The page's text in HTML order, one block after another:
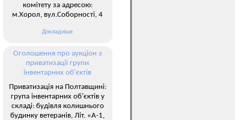
комітету за адресою:
м.Хорол, вул.Соборності, 4
Докладніше
Оголошення про аукціон з
приватизації групи
інвентарних об’єктів
Приватизація на Полтавщині:
група інвентарних об’єктів у
складі: будівля колишнього
будинку ветеранів, Літ. «А-1,